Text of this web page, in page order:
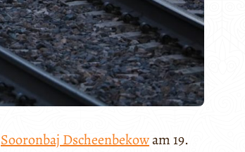
Sooronbaj Dscheenbekowam 19.